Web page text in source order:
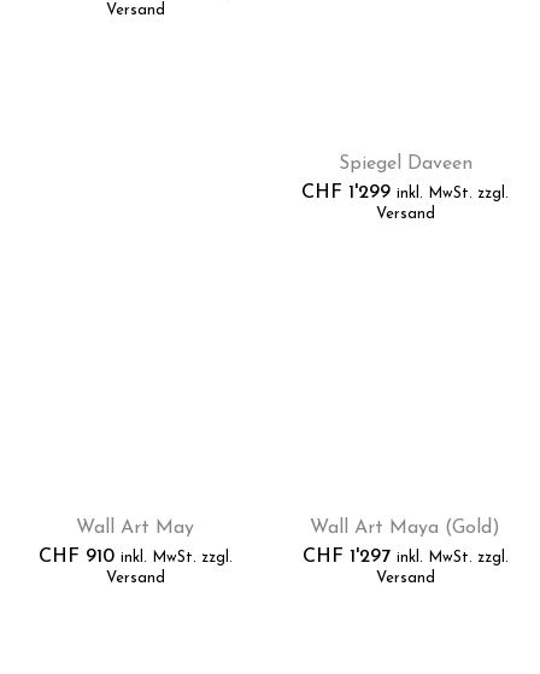
Versand
Spiegel Daveen
CHF 1'299 inkl. MwSt. zzgl.
Versand
Wall Art May
CHF 910 inkl. MwSt. zzgl.
Versand
Wall Art Maya (Gold)
CHF 1'297 inkl. MwSt. zzgl.
Versand